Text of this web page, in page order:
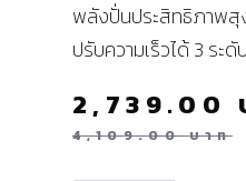
พลังปั่นประสิทธิภาพ
ปรับความเร็วได้ 3 ร
4,109.00บาท
2,739.00